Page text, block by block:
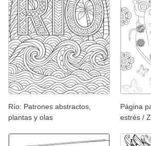
Río: Patrones abstractos,
plantas y olas
Página
estrés /